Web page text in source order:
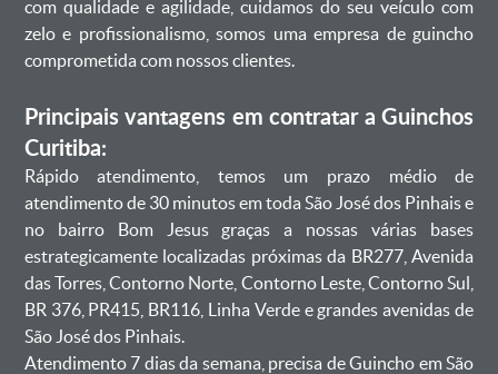
com qualidade e agilidade, cuidamos do seu veículo com
zelo e profissionalismo, somos uma empresa de guincho
comprometida com nossos clientes.
Principais vantagens em contratar a Guinchos
Curitiba:
Rápido atendimento, temos um prazo médio de
atendimento de 30 minutos em toda São José dos Pinhais e
no bairro Bom Jesus graças a nossas várias bases
estrategicamente localizadas próximas da BR277, Avenida
das Torres, Contorno Norte, Contorno Leste, Contorno Sul,
BR 376, PR415, BR116, Linha Verde e grandes avenidas de
São José dos Pinhais.
Atendimento 7 dias da semana, precisa de Guincho em São